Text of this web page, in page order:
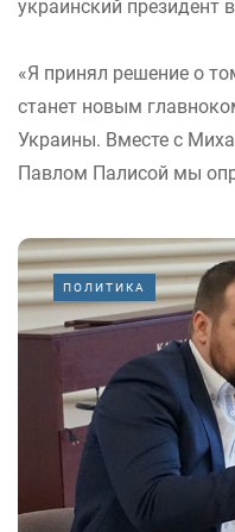
украинский президент
«Я принял решение о
станет новым
Украины. Вместе с
Павлом Палисой мы
ПОЛИТИКА